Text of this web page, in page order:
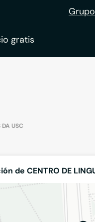
gratis
USC
de CENTRO DE